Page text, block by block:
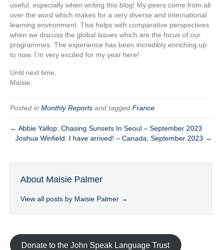
useful, especially when writing this blog! My peers come from all
over the word which makes for a very diverse and international
learning environment. This helps with comparative perspectives
when we discuss the global issues which are the focus of our
programmes. The experience has been incredibly enriching up
to now. I’m very excited for my year here!
Until next time,
Maisie.
Posted in Monthly Reports and tagged France
← Abbie Yallop: Chasing Sunsets In Seoul – September 2023
Joshua Winfield: I have arrived! – Canada, September 2023 →
About Maisie Palmer
View all posts by Maisie Palmer →
Donate to the John Speak Language Trust